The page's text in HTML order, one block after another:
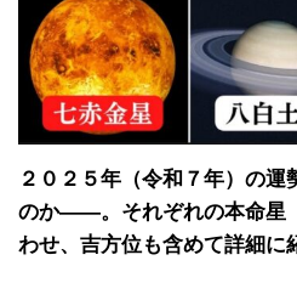
２０２５年（令和７年）の運
のか――。それぞれの本命星
わせ、吉方位も含めて詳細に